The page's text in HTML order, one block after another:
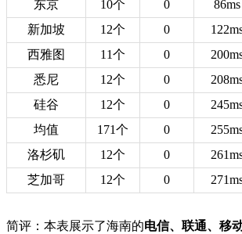
东京
10个 0 86ms
新加坡
12个 0
西雅图
11个 0
悉尼
12个 0
硅谷
12个 0
均值
171个 0
洛杉矶
12个 0
芝加哥
12个 0
简评：本表展示了海南的电信、联通、移